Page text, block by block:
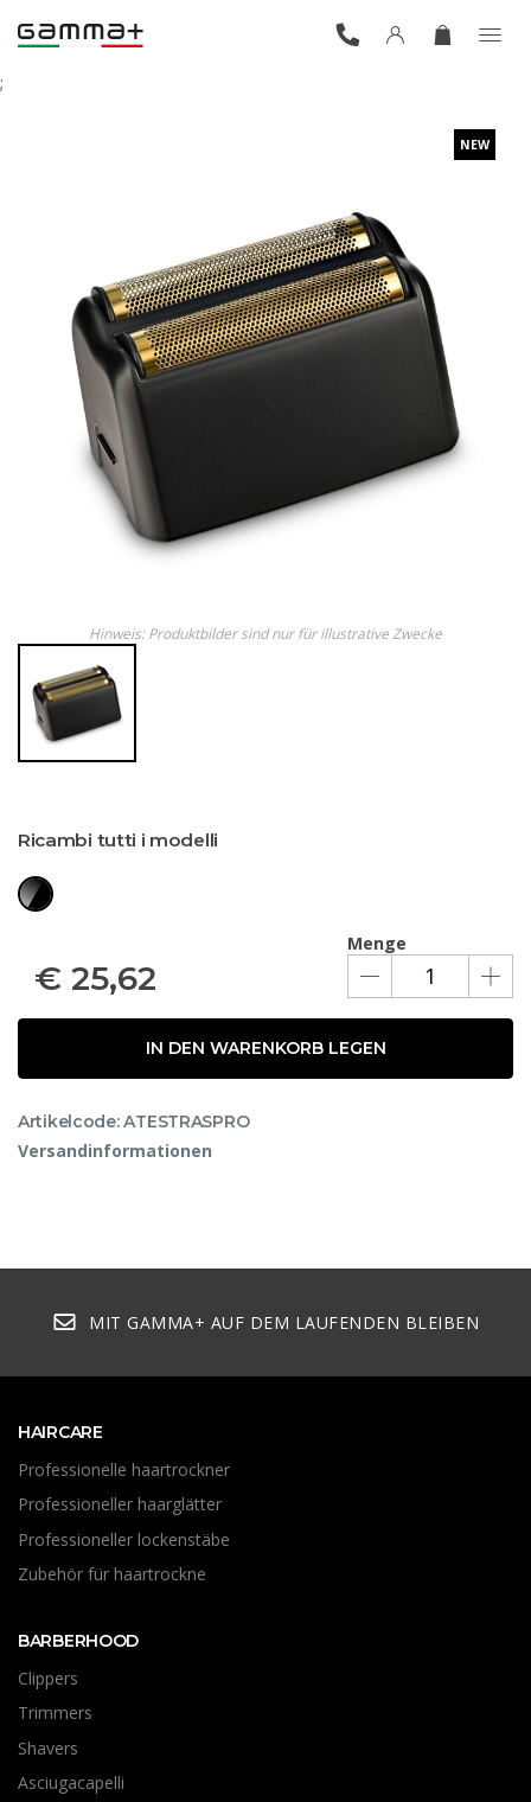
;
NEW
Hinweis: Produktbilder sind nur für illustrative Zwecke
Ricambi tutti i modelli
Menge
€ 25,62
IN DEN WARENKORB LEGEN
Artikelcode: ATESTRASPRO
Versandinformationen
MIT GAMMA+ AUF DEM LAUFENDEN BLEIBEN
HAIRCARE
Professionelle haartrockner
Professioneller haarglätter
Professioneller lockenstäbe
Zubehör für haartrockne
BARBERHOOD
Clippers
Trimmers
Shavers
Asciugacapelli